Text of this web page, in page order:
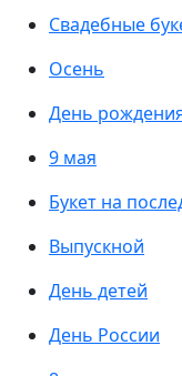
Свадебные
Осень
День
9 мая
Букет на
Выпускной
День детей
День России